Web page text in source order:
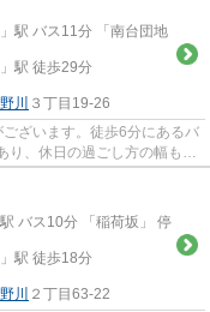
」駅 バス11分 「南台団地
」駅 徒歩29分
川 ３丁目19-26
ざいます。徒歩6分にあるバ
り、休日の過ごし方の幅も広
駅 バス10分 「稲荷坂」 停
」駅 徒歩18分
川 ２丁目63-22